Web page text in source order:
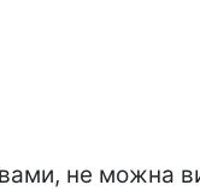
не можна